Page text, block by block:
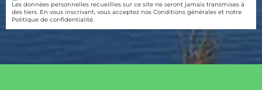
Les données personnelles recueillies sur ce site ne seront jamais transmises à
des tiers. En vous inscrivant, vous acceptez nos Conditions générales et notre
Politique de confidentialité.